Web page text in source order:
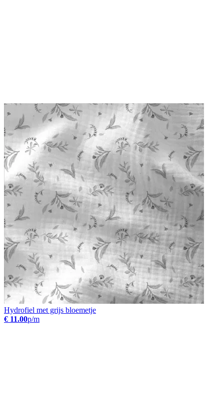
Hydrofiel met grijs bloemetje
€ 11.00p/m